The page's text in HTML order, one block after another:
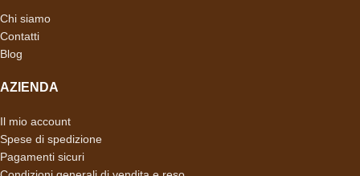
Chi siamo
Contatti
Blog
AZIENDA
Il mio account
Spese di spedizione
Pagamenti sicuri